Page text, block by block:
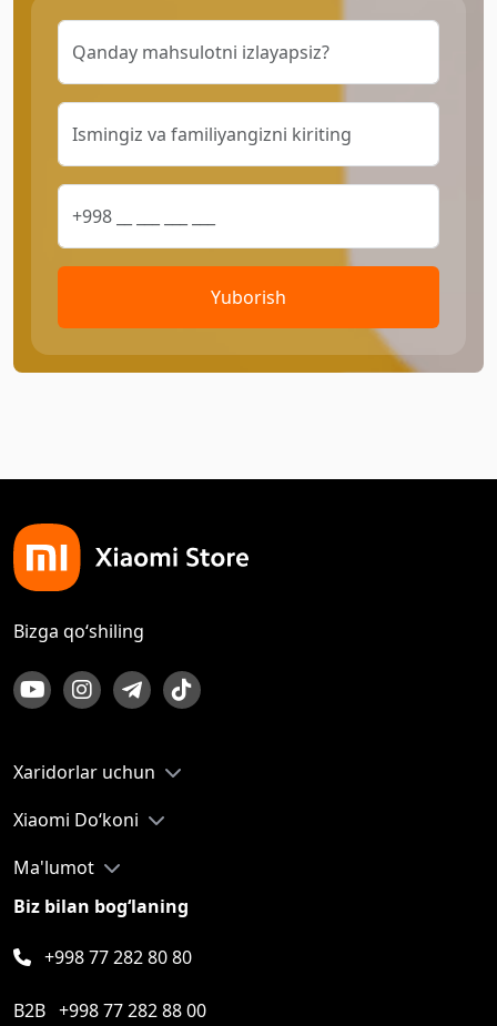
Yuborish
Bizga qo‘shiling
Xaridorlar uchun
Xiaomi Do‘koni
Ma'lumot
Biz bilan bog‘laning
+998 77 282 80 80
B2B +998 77 282 88 00